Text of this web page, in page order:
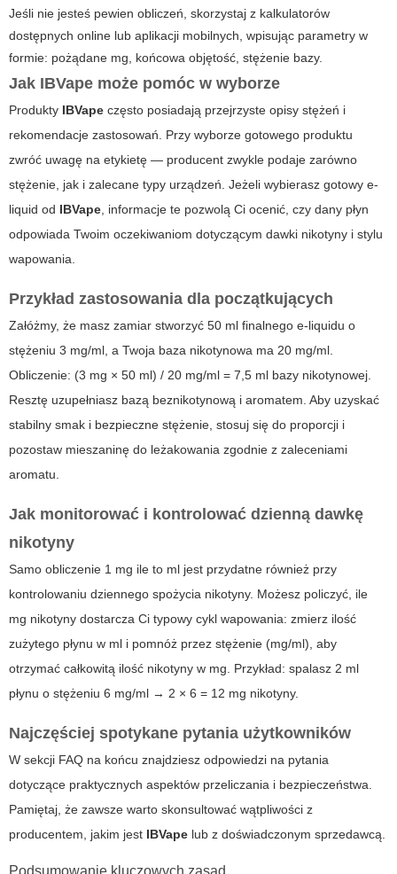
Jeśli nie jesteś pewien obliczeń, skorzystaj z kalkulatorów
dostępnych online lub aplikacji mobilnych, wpisując parametry w
formie: pożądane mg, końcowa objętość, stężenie bazy.
Jak IBVape może pomóc w wyborze
Produkty IBVape często posiadają przejrzyste opisy stężeń i
rekomendacje zastosowań. Przy wyborze gotowego produktu
zwróć uwagę na etykietę — producent zwykle podaje zarówno
stężenie, jak i zalecane typy urządzeń. Jeżeli wybierasz gotowy e-
liquid od IBVape , informacje te pozwolą Ci ocenić, czy dany płyn
odpowiada Twoim oczekiwaniom dotyczącym dawki nikotyny i stylu
wapowania.
Przykład zastosowania dla początkujących
Załóżmy, że masz zamiar stworzyć 50 ml finalnego e-liquidu o
stężeniu 3 mg/ml, a Twoja baza nikotynowa ma 20 mg/ml.
Obliczenie: (3 mg × 50 ml) / 20 mg/ml = 7,5 ml bazy nikotynowej.
Resztę uzupełniasz bazą beznikotynową i aromatem. Aby uzyskać
stabilny smak i bezpieczne stężenie, stosuj się do proporcji i
pozostaw mieszaninę do leżakowania zgodnie z zaleceniami
aromatu.
Jak monitorować i kontrolować dzienną dawkę
nikotyny
Samo obliczenie 1 mg ile to ml jest przydatne również przy
kontrolowaniu dziennego spożycia nikotyny. Możesz policzyć, ile
mg nikotyny dostarcza Ci typowy cykl wapowania: zmierz ilość
zużytego płynu w ml i pomnóż przez stężenie (mg/ml), aby
otrzymać całkowitą ilość nikotyny w mg. Przykład: spalasz 2 ml
płynu o stężeniu 6 mg/ml → 2 × 6 = 12 mg nikotyny.
Najczęściej spotykane pytania użytkowników
W sekcji FAQ na końcu znajdziesz odpowiedzi na pytania
dotyczące praktycznych aspektów przeliczania i bezpieczeństwa.
Pamiętaj, że zawsze warto skonsultować wątpliwości z
producentem, jakim jest IBVape lub z doświadczonym sprzedawcą.
Podsumowanie kluczowych zasad